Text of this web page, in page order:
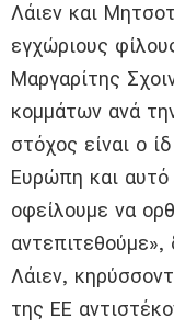
Λάιεν και
εγχώριους
Μαργαρίτης
κομμάτων ανά
στόχος είναι ο
Ευρώπη και
οφείλουμε να
Λάιεν,
της ΕΕ